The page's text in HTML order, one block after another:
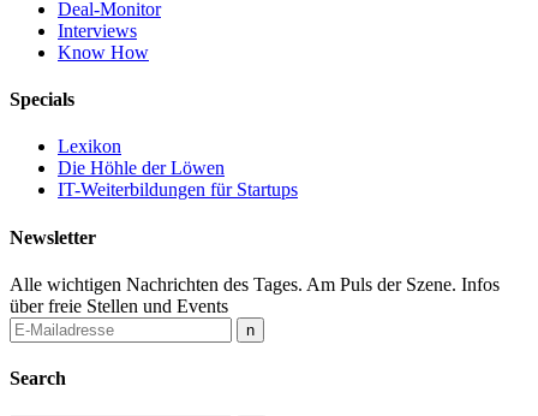
Deal-Monitor
Interviews
Know How
Specials
Lexikon
Die Höhle der Löwen
IT-Weiterbildungen für Startups
Newsletter
Alle wichtigen Nachrichten des Tages. Am Puls der Szene. Infos
über freie Stellen und Events
Search